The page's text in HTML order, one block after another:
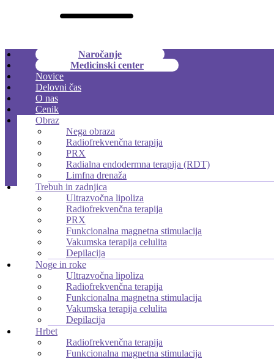
Naročanje
Medicinski center
Novice
Delovni čas
O nas
Cenik
Obraz
Nega obraza
Radiofrekvenčna terapija
PRX
Radialna endodermna terapija (RDT)
Limfna drenaža
Trebuh in zadnjica
Ultrazvočna lipoliza
Radiofrekvenčna terapija
PRX
Funkcionalna magnetna stimulacija
Vakumska terapija celulita
Depilacija
Noge in roke
Ultrazvočna lipoliza
Radiofrekvenčna terapija
Funkcionalna magnetna stimulacija
Vakumska terapija celulita
Depilacija
Hrbet
Radiofrekvenčna terapija
Funkcionalna magnetna stimulacija